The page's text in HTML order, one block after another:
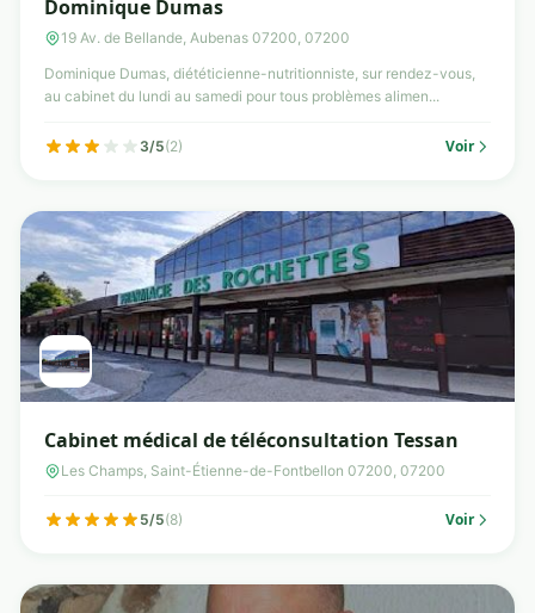
Dominique Dumas
19 Av. de Bellande, Aubenas 07200, 07200
Dominique Dumas, diététicienne-nutritionniste, sur rendez-vous,
au cabinet du lundi au samedi pour tous problèmes alimen...
3/5(2) Voir
Cabinet médical de téléconsultation Tessan
Les Champs, Saint-Étienne-de-Fontbellon 07200, 07200
5/5(8) Voir